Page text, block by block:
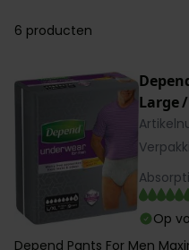
6 producten
Large
Op
Depend Pants For Men